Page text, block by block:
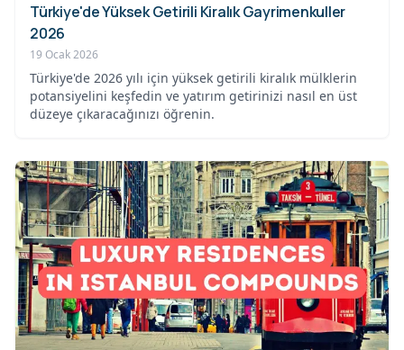
Türkiye'de Yüksek Getirili Kiralık Gayrimenkuller
2026
19 Ocak 2026
Türkiye'de 2026 yılı için yüksek getirili kiralık mülklerin
potansiyelini keşfedin ve yatırım getirinizi nasıl en üst
düzeye çıkaracağınızı öğrenin.